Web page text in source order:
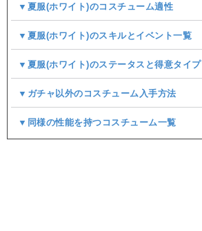
▼夏服(ホワイト)のコスチューム適性
▼夏服(ホワイト)のスキルとイベント一覧
▼夏服(ホワイト)のステータスと得意タイプ
▼ガチャ以外のコスチューム入手方法
▼同様の性能を持つコスチューム一覧